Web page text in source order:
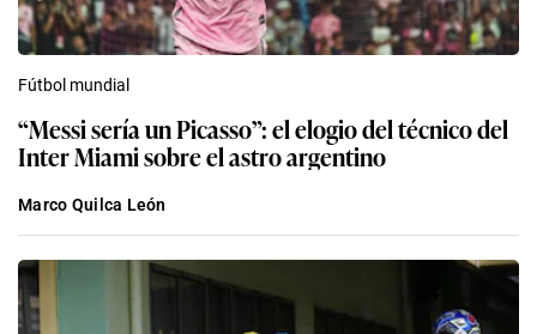
Fútbol mundial
“Messi sería un Picasso”: el elogio del técnico del
Inter Miami sobre el astro argentino
Marco Quilca León